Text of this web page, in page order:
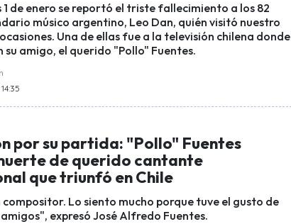
1 de enero se reportó el triste fallecimiento a los 82
músico argentino, Leo Dan, quién visitó nuestro
Una de ellas fue a la televisión chilena donde
amigo, el querido "Pollo" Fuentes.
por su partida: "Pollo" Fuentes
de querido cantante
que triunfó en Chile
compositor. Lo siento mucho porque tuve el gusto de
amigos", expresó José Alfredo Fuentes.